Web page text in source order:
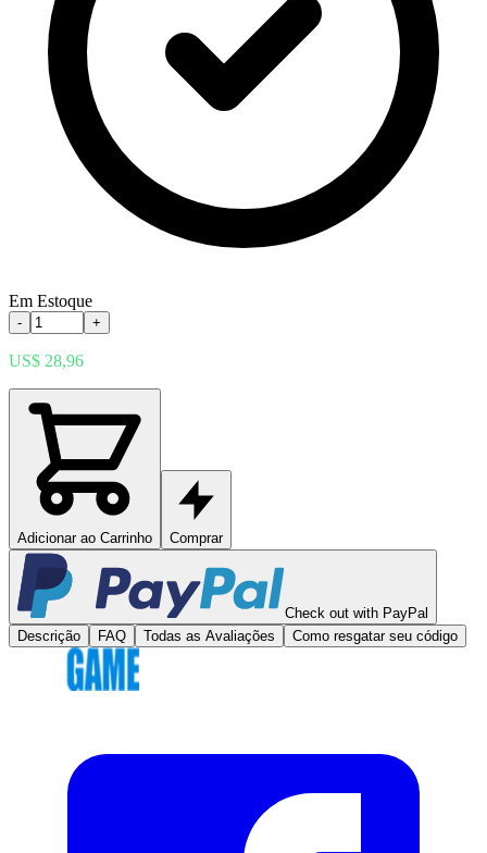
Em Estoque
- +
US$ 28,96
Adicionar ao Carrinho Comprar
Check out with PayPal
Descrição
FAQ Todas as Avaliações Como resgatar seu código